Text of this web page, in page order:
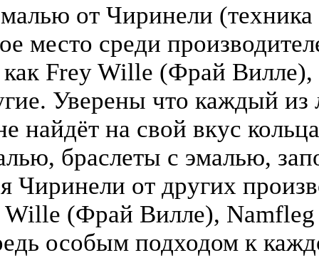
от Чиринели (техника
место среди
Frey Wille (Фрай
Уверены что каждый
найдёт на свой вкус
браслеты с эмалью,
Чиринели от других
Wille (Фрай Вилле),
особым подходом к